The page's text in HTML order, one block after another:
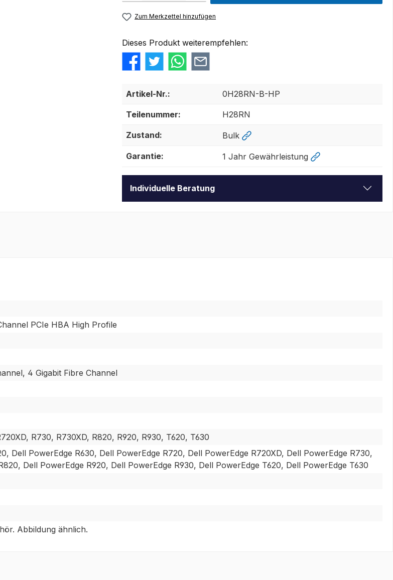
Zum Merkzettel hinzufügen
Dieses Produkt weiterempfehlen:
Artikel-Nr.: 0H28RN-B-HP
Teilenummer: H28RN
Zustand: Bulk
Garantie: 1 Jahr Gewährleistung
Individuelle Beratung
PCIe HBA High Profile
4 Gigabit Fibre Channel
R730, R730XD, R820, R920, R930, T620, T630
Dell PowerEdge R630, Dell PowerEdge R720, Dell PowerEdge R720XD, Dell PowerEdge R730,
Dell PowerEdge R920, Dell PowerEdge R930, Dell PowerEdge T620, Dell PowerEdge T630
Abbildung ähnlich.